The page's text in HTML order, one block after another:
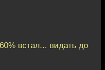
встал... видать до